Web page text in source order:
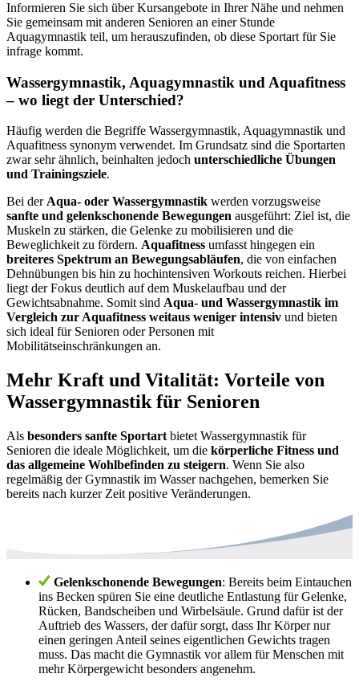
Informieren Sie sich über Kursangebote in Ihrer Nähe und nehmen
Sie gemeinsam mit anderen Senioren an einer Stunde
Aquagymnastik teil, um herauszufinden, ob diese Sportart für Sie
infrage kommt.
Wassergymnastik, Aquagymnastik und Aquafitness
– wo liegt der Unterschied?
Häufig werden die Begriffe Wassergymnastik, Aquagymnastik und
Aquafitness synonym verwendet. Im Grundsatz sind die Sportarten
zwar sehr ähnlich, beinhalten jedoch unterschiedliche Übungen
und Trainingsziele.
Bei derAqua- oder Wassergymnastik werden vorzugsweise
sanfte und gelenkschonende Bewegungen ausgeführt: Ziel ist, die
Muskeln zu stärken, die Gelenke zu mobilisieren und die
Beweglichkeit zu fördern. Aquafitness umfasst hingegen ein
breiteres Spektrum an Bewegungsabläufen, die von einfachen
Dehnübungen bis hin zu hochintensiven Workouts reichen. Hierbei
liegt der Fokus deutlich auf dem Muskelaufbau und der
Gewichtsabnahme. Somit sind Aqua- und Wassergymnastik im
Vergleich zur Aquafitness weitaus weniger intensiv und bieten
sich ideal für Senioren oder Personen mit
Mobilitätseinschränkungen an.
Mehr Kraft und Vitalität: Vorteile von
Wassergymnastik für Senioren
Als besonders sanfte Sportart bietet Wassergymnastik für
Senioren die ideale Möglichkeit, um die körperliche Fitness und
das allgemeine Wohlbefinden zu steigern. Wenn Sie also
regelmäßig der Gymnastik im Wasser nachgehen, bemerken Sie
bereits nach kurzer Zeit positive Veränderungen.
Gelenkschonende Bewegungen: Bereits beim Eintauchen
ins Becken spüren Sie eine deutliche Entlastung für Gelenke,
Rücken, Bandscheiben und Wirbelsäule. Grund dafür ist der
Auftrieb des Wassers, der dafür sorgt, dass Ihr Körper nur
einen geringen Anteil seines eigentlichen Gewichts tragen
muss. Das macht die Gymnastik vor allem für Menschen mit
mehr Körpergewicht besonders angenehm.